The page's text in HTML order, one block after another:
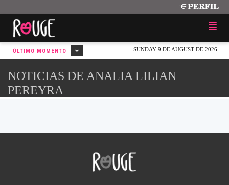
SUNDAY 9 DE AUGUST DE 2026
ÚLTIMO MOMENTO
NOTICIAS DE ANALIA LILIAN
PEREYRA